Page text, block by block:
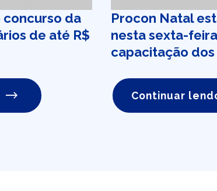
da
de até R$
Procon Natal
nesta sexta-
capacitação
Continuar